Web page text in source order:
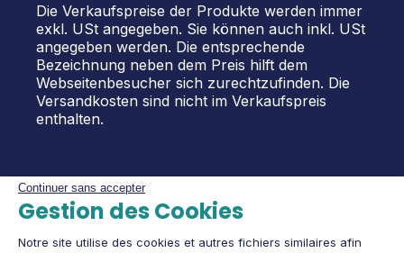
Continuer sans accepter
Gestion des Cookies
Notre site utilise des cookies et autres fichiers similaires afin
Die Verkaufspreise der Produkte werden immer
exkl. USt angegeben. Sie können auch inkl. USt
angegeben werden. Die entsprechende
Bezeichnung neben dem Preis hilft dem
Webseitenbesucher sich zurechtzufinden. Die
Versandkosten sind nicht im Verkaufspreis
enthalten.